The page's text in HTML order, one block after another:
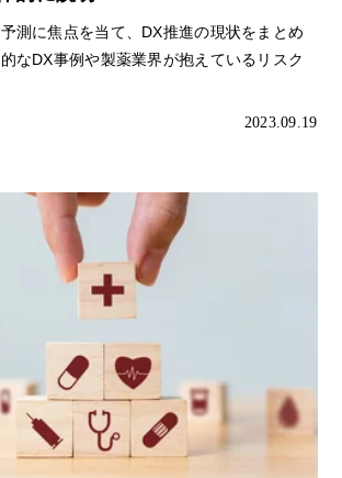
測に焦点を当て、DX推進の現状をまとめ
なDX事例や製薬業界が抱えているリスク
2023.09.19